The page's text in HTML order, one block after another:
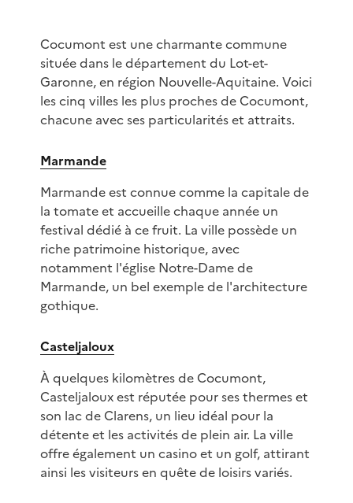
Cocumont est une charmante commune
située dans le département du Lot-et-
Garonne, en région Nouvelle-Aquitaine. Voici
les cinq villes les plus proches de Cocumont,
chacune avec ses particularités et attraits.
Marmande
Marmande est connue comme la capitale de
la tomate et accueille chaque année un
festival dédié à ce fruit. La ville possède un
riche patrimoine historique, avec
notamment l'église Notre-Dame de
Marmande, un bel exemple de l'architecture
gothique.
Casteljaloux
À quelques kilomètres de Cocumont,
Casteljaloux est réputée pour ses thermes et
son lac de Clarens, un lieu idéal pour la
détente et les activités de plein air. La ville
offre également un casino et un golf, attirant
ainsi les visiteurs en quête de loisirs variés.